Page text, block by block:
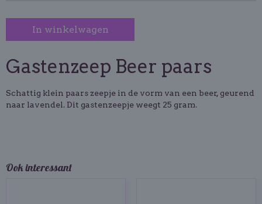
In winkelwagen
Gastenzeep Beer paars
Schattig klein paars zeepje in de vorm van een beer, geurend
naar lavendel. Dit gastenzeepje weegt 25 gram.
Ook interessant